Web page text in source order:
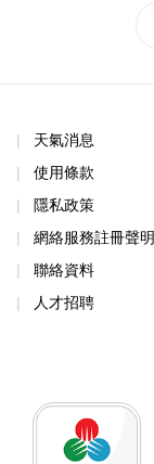
天氣消息
使用條款
隱私政策
網絡服務註冊聲明
聯絡資料
人才招聘